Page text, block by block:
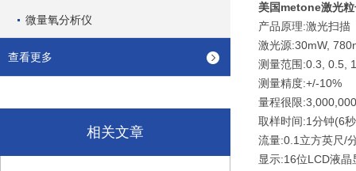
微量氧分析仪
查看更多
相关文章
美国metone激光
产品原理:激光扫描
激光源:30mW,
测量范围:0.3, 0.5,
测量精度:+/-10%
量程很限
取样时间:1分钟(6
流量:0.1立方英尺/
显示:16位LCD液